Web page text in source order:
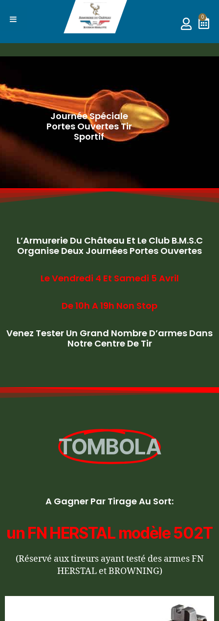
0
Journée Spéciale
Portes Ouvertes Tir
Sportif
L’Armurerie Du Château Et Le Club B.M.S.C
Organise Deux Journées Portes Ouvertes
Le Vendredi 4 Et Samedi 5 Avril
De 10h A 19h Non Stop
Venez Tester Un Grand Nombre D’armes Dans
Notre Centre De Tir
TOMBOLA
A Gagner Par Tirage Au Sort:
un FN HERSTAL modèle 502T
(Réservé aux tireurs ayant testé des armes FN
HERSTAL et BROWNING)